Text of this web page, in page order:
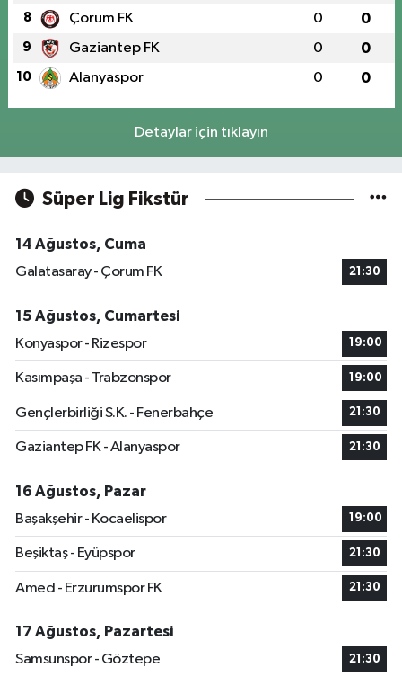
8 Çorum FK 0 0
9 Gaziantep FK 0 0
10 Alanyaspor 0 0
Detaylar için tıklayın
Süper Lig Fikstür
14 Ağustos, Cuma
Galatasaray - Çorum FK
21:30
15 Ağustos, Cumartesi
Konyaspor - Rizespor
19:00
Kasımpaşa - Trabzonspor 19:00
Gençlerbirliği S.K. - Fenerbahçe 21:30
Gaziantep FK - Alanyaspor 21:30
16 Ağustos, Pazar
Başakşehir - Kocaelispor
19:00
Beşiktaş - Eyüpspor 21:30
Amed - Erzurumspor FK 21:30
17 Ağustos, Pazartesi
Samsunspor - Göztepe
21:30